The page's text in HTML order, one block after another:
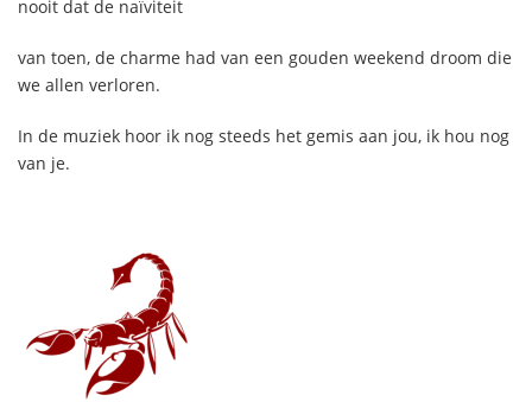
nooit dat de naïviteit
van toen, de charme had van een gouden weekend droom die
we allen verloren.
In de muziek hoor ik nog steeds het gemis aan jou, ik hou nog
van je.